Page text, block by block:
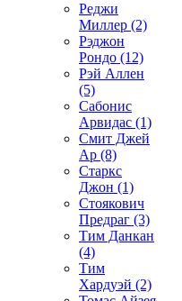
Реджи
Миллер (2)
Рэджон
Рондо (12)
Рэй Аллен
(5)
Сабонис
Арвидас (1)
Смит Джей
Ар (8)
Старкс
Джон (1)
Стоякович
Предраг (3)
Тим Данкан
(4)
Тим
Хардуэй (2)